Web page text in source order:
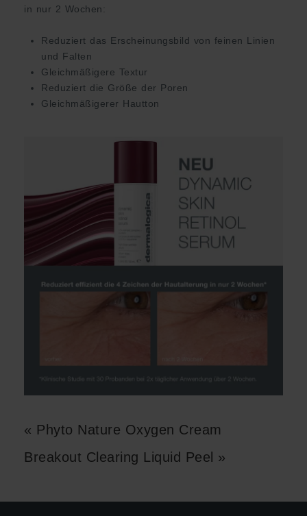
in nur 2 Wochen:
Reduziert das Erscheinungsbild von feinen Linien
und Falten
Gleichmäßigere Textur
Reduziert die Größe der Poren
Gleichmäßigerer Hautton
« Phyto Nature Oxygen Cream
Breakout Clearing Liquid Peel »